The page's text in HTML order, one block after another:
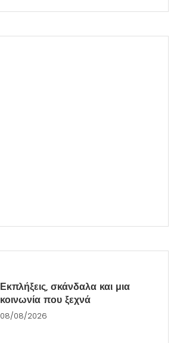
Εκπλήξεις, σκάνδαλα και μια
κοινωνία που ξεχνά
08/08/2026